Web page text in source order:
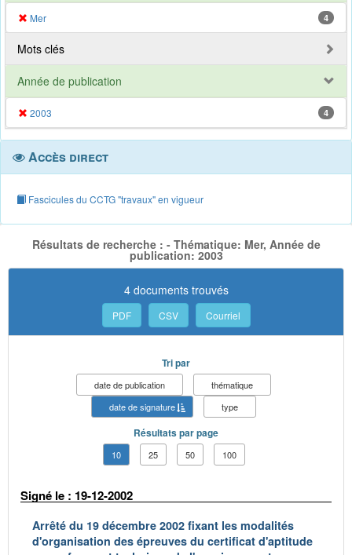
Mer 4
Mots clés
Année de publication
2003 4
Accès direct
Fascicules du CCTG "travaux" en vigueur
Résultats de recherche : - Thématique: Mer, Année de
publication: 2003
4 documents trouvés
PDF CSV Courriel
Tri par
date de publication
thématique
date de signature
type
Résultats par page
10 25 50 100
Signé le : 19-12-2002
Arrêté du 19 décembre 2002 fixant les modalités
d'organisation des épreuves du certificat d'aptitude